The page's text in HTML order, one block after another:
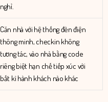
nghỉ.
Căn nhà với hệ thống đèn điện
thông minh, checkin không
tương tác, vào nhà bằng code
riêng biệt hạn chế tiếp xúc với
bất kì hành khách nào khác